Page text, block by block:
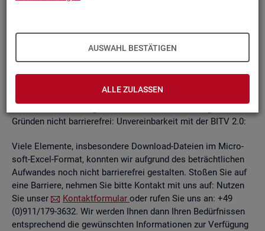
AUSWAHL BESTÄTIGEN
ALLE ZULASSEN
kon­ti­nu­ier­lich durch­ge­führt wer­den.
Die Web­sei­ten sind mit den ge­nann­ten An­for­de­run­gen teil­
Grün­den nicht bar­rie­re­frei: Un­ver­ein­bar­keit mit der BITV 2.0:
Viele Ele­men­te, ins­be­son­de­re Down­load-Da­tei­en im Mi­cro­
soft-Excel-For­mat, konn­ten wir auf­grund des be­trächt­li­chen
Auf­wan­des noch nicht bar­rie­re­frei ge­stal­ten. Sto­ßen Sie auf
eine Bar­rie­re, neh­men Sie bitte Kon­takt mit uns auf: Nut­zen
Sie unser
Kon­takt­for­mu­lar oder rufen Sie uns an: +49
(0)911/179-3632. Wir wer­den Ihnen dann Ihren Be­dürf­nis­sen
ent­spre­chend die ge­wünsch­ten In­for­ma­tio­nen zur Ver­fü­gung